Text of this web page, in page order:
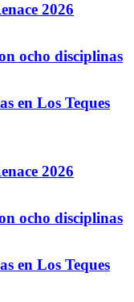
2026
ocho disciplinas
en Los Teques
2026
ocho disciplinas
en Los Teques